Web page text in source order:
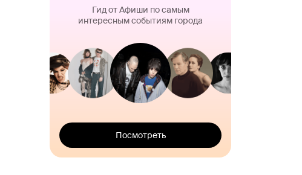
Гид от Афиши по самым
интересным событиям города
Посмотреть